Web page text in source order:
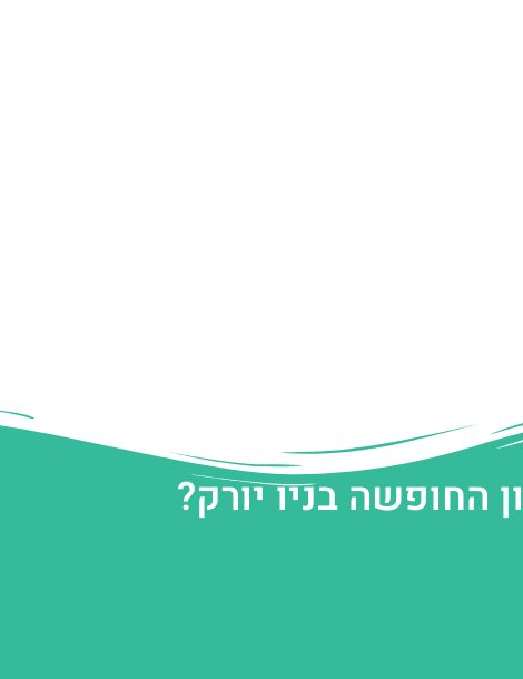
החופשה בניו יורק?